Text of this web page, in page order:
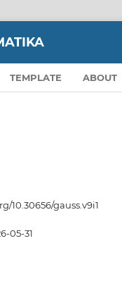
TEMPLATE ABOUT
10.30656/gauss.v9i1
05-31